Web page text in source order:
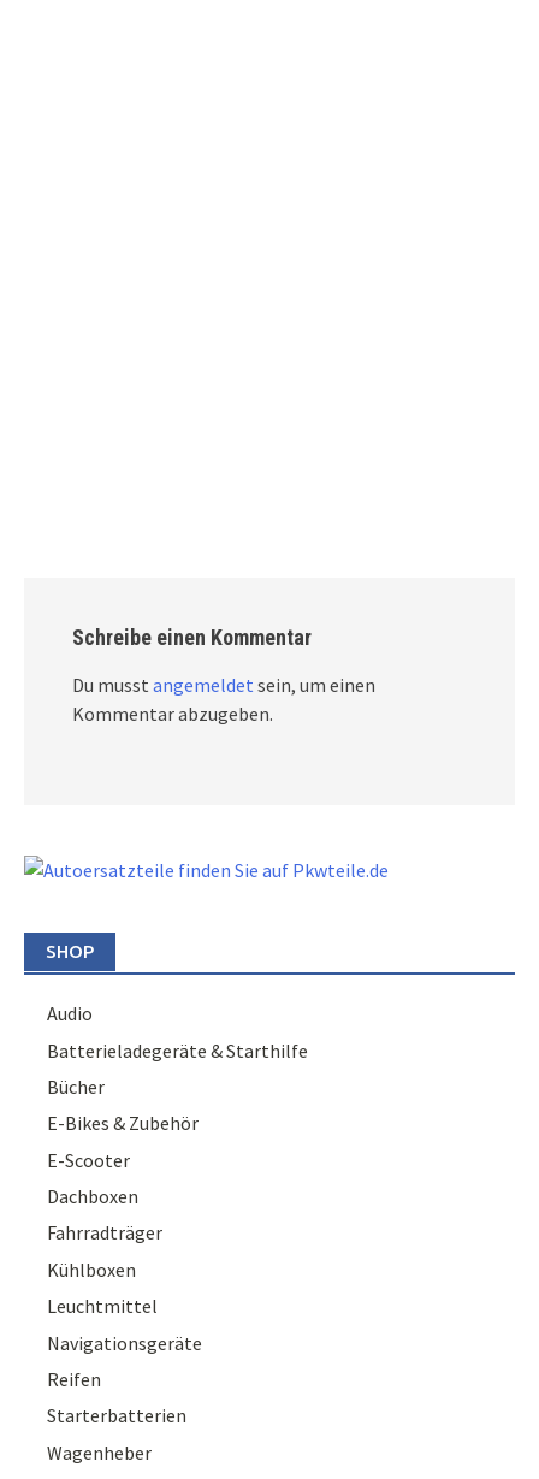
Schreibe einen Kommentar
Du musst angemeldet sein, um einen
Kommentar abzugeben.
SHOP
Audio
Batterieladegeräte & Starthilfe
Bücher
E-Bikes & Zubehör
E-Scooter
Dachboxen
Fahrradträger
Kühlboxen
Leuchtmittel
Navigationsgeräte
Reifen
Starterbatterien
Wagenheber